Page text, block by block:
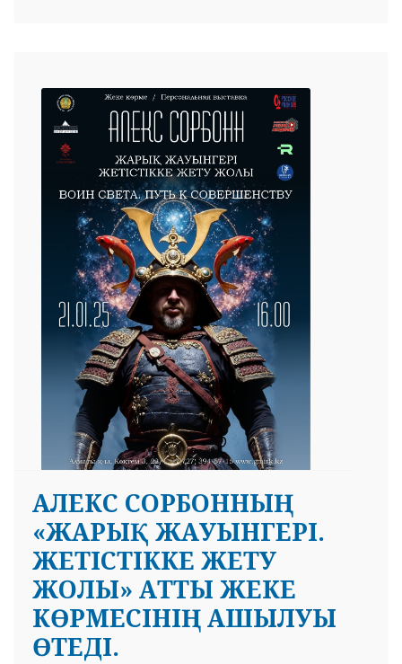
АЛЕКС СОРБОННЫҢ
«ЖАРЫҚ ЖАУЫНГЕРІ.
ЖЕТІСТІККЕ ЖЕТУ
ЖОЛЫ» АТТЫ ЖЕКЕ
КӨРМЕСІНІҢ АШЫЛУЫ
ӨТЕДІ.